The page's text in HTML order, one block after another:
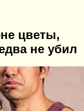
цветы,
не убил